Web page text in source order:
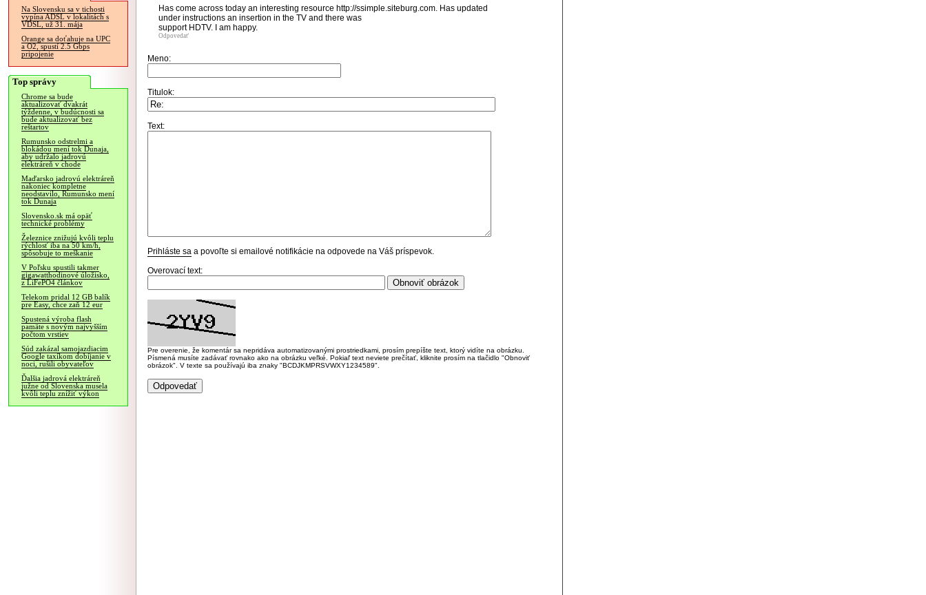
Na Slovensku sa v tichosti
vypína ADSL v lokalitách s
VDSL, už 31. mája
Orange sa doťahuje na UPC
a O2, spustí 2.5 Gbps
pripojenie
Top správy
Chrome sa bude
aktualizovať dvakrát
týždenne, v budúcnosti sa
bude aktualizovať bez
reštartov
Rumunsko odstrelmi a
blokádou mení tok Dunaja,
aby udržalo jadrovú
elektráreň v chode
Maďarsko jadrovú elektráreň
nakoniec kompletne
neodstavilo, Rumunsko mení
tok Dunaja
Slovensko.sk má opäť
technické problémy
Železnice znižujú kvôli teplu
rýchlosť iba na 50 km/h,
spôsobuje to meškanie
V Poľsku spustili takmer
gigawatthodinové úložisko,
z LiFePO4 článkov
Telekom pridal 12 GB balík
pre Easy, chce zaň 12 eur
Spustená výroba flash
pamäte s novým najvyšším
počtom vrstiev
Súd zakázal samojazdiacim
Google taxíkom dobíjanie v
noci, rušili obyvateľov
Ďalšia jadrová elektráreň
južne od Slovenska musela
kvôli teplu znížiť výkon
Has come across today an interesting resource http://ssimple.siteburg.com. Has updated
under instructions an insertion in the TV and there was
support HDTV. I am happy.
Odpovedať
Meno:
Titulok:
Text:
Prihláste sa a povoľte si emailové notifikácie na odpovede na Váš príspevok.
Overovací text:
Pre overenie, že komentár sa nepridáva automatizovanými prostriedkami, prosím prepíšte text, ktorý vidíte na obrázku.
Písmená musíte zadávať rovnako ako na obrázku veľké. Pokiaľ text neviete prečítať, kliknite prosím na tlačidlo "Obnoviť
obrázok". V texte sa používajú iba znaky "BCDJKMPRSVWXY1234589".